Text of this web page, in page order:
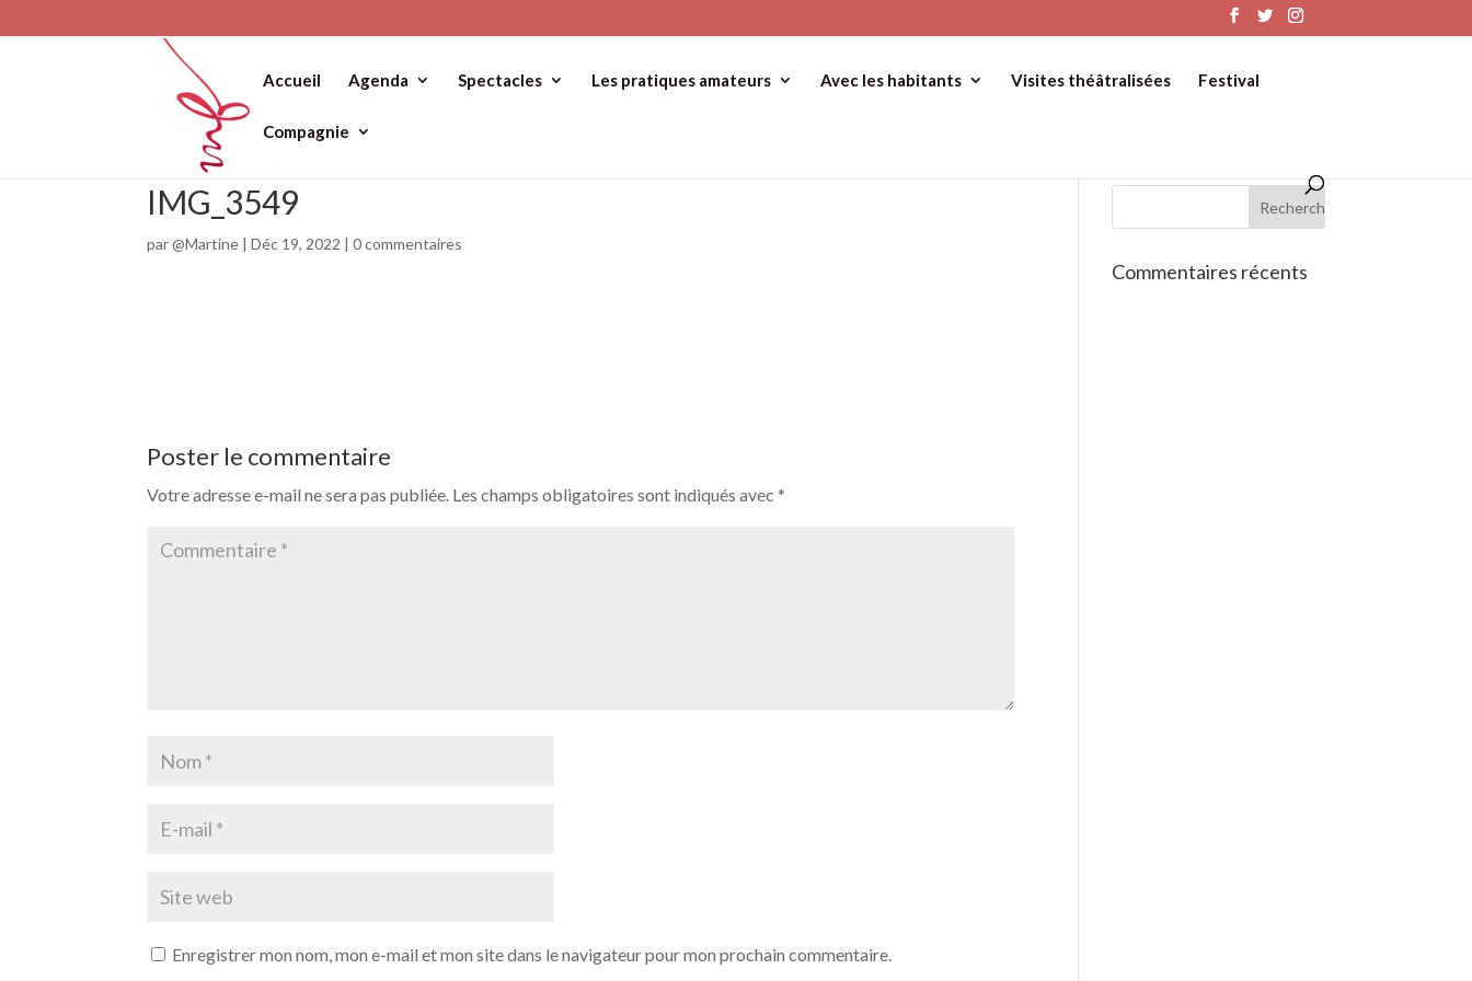
Accueil Agenda Spectacles Les pratiques amateurs Avec les habitants Visites théâtralisées Festival
Compagnie
IMG_3549
par@Martine |Déc 19, 2022 |0 commentaires
Poster le commentaire
Votre adresse e-mail ne sera pas publiée. Les champs obligatoires sont indiqués avec*
Enregistrer mon nom, mon e-mail et mon site dans le navigateur pour mon prochain commentaire.
Commentaires récents